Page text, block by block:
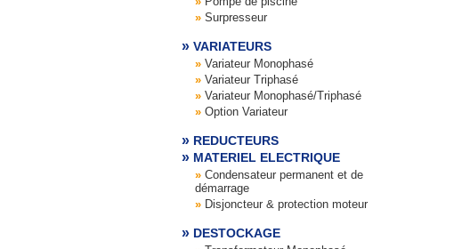
Surpresseur
VARIATEURS
Variateur Monophasé
Variateur Triphasé
Variateur Monophasé/Triphasé
Option Variateur
REDUCTEURS
MATERIEL ELECTRIQUE
Condensateur permanent et de
démarrage
Disjoncteur & protection moteur
DESTOCKAGE